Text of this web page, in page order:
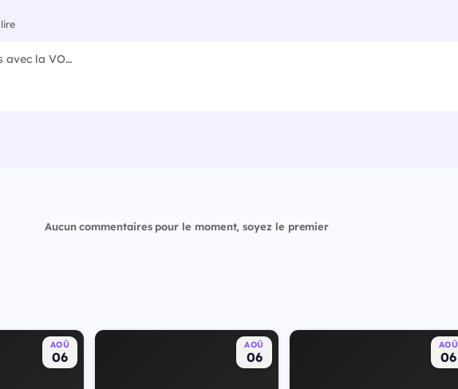
Aucun commentaires pour le moment, soyez le premier
AOÛ
06
AOÛ
06
AOÛ
06